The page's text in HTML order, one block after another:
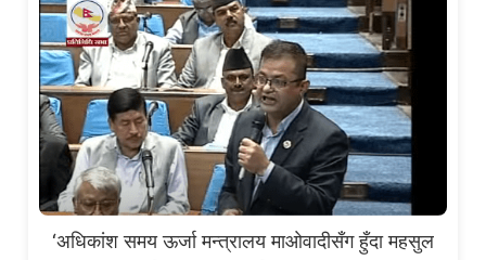
‘अधिकांश समय ऊर्जा मन्त्रालय माओवादीसँग हुँदा महसुल